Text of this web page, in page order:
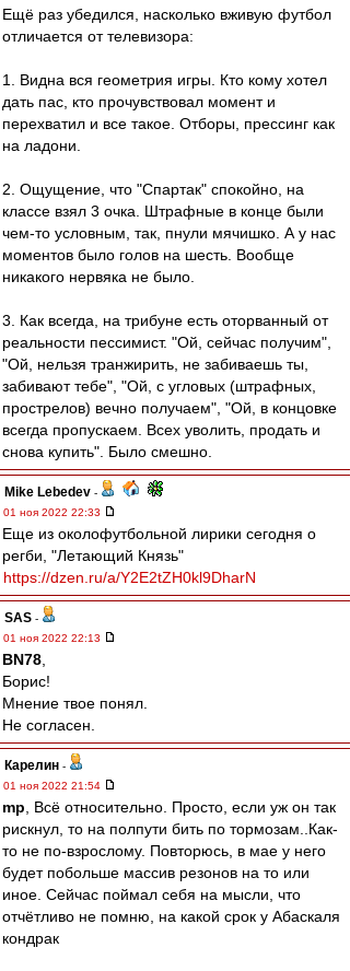
Ещё раз убедился, насколько вживую футбол
отличается от телевизора:
1. Видна вся геометрия игры. Кто кому хотел
дать пас, кто прочувствовал момент и
перехватил и все такое. Отборы, прессинг как
на ладони.
2. Ощущение, что "Спартак" спокойно, на
классе взял 3 очка. Штрафные в конце были
чем-то условным, так, пнули мячишко. А у нас
моментов было голов на шесть. Вообще
никакого нервяка не было.
3. Как всегда, на трибуне есть оторванный от
реальности пессимист. "Ой, сейчас получим",
"Ой, нельзя транжирить, не забиваешь ты,
забивают тебе", "Ой, с угловых (штрафных,
прострелов) вечно получаем", "Ой, в концовке
всегда пропускаем. Всех уволить, продать и
снова купить". Было смешно.
Mike Lebedev -
01 ноя 2022 22:33
Еще из околофутбольной лирики сегодня о
регби, "Летающий Князь"
https://dzen.ru/a/Y2E2tZH0kl9DharN
SAS -
01 ноя 2022 22:13
BN78
Борис!
Мнение твое понял.
Не согласен.
Карелин -
01 ноя 2022 21:54
mp , Всё относительно. Просто, если уж он так
рискнул, то на полпути бить по тормозам..Как-
то не по-взрослому. Повторюсь, в мае у него
будет побольше массив резонов на то или
иное. Сейчас поймал себя на мысли, что
отчётливо не помню, на какой срок у Абаскаля
кондрак